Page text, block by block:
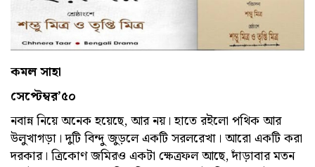
কমল সাহা
সেপ্টেম্বর’৫০
নবান্ন নিয়ে অনেক হয়েছে, আর নয়। হাতে র‌ইলো পথিক আর
উলুখাগড়া। দুটি বিন্দু জুড়লে একটি সরলরেখা। আরো একটি করা
দরকার। ত্রিকোণ জমির‌ও একটা ক্ষেত্রফল আছে, দাঁড়াবার মতন